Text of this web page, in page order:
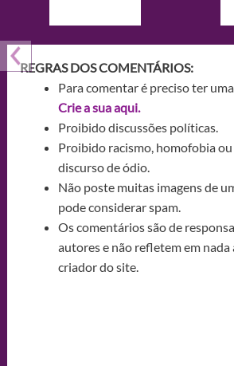
REGRAS DOS COMENTÁRIOS:
Para comentar é preciso ter
Crie a sua aqui.
Proibido discussões políticas.
Proibido racismo, homofobia
discurso de ódio.
Não poste muitas imagens de
pode considerar spam.
Os comentários são de
autores e não refletem em nada
criador do site.